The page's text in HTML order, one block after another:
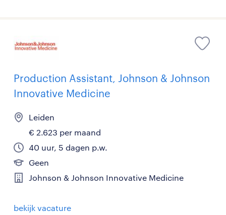
Production Assistant, Johnson & Johnson
Innovative Medicine
Leiden
€ 2.623 per maand
40 uur, 5 dagen p.w.
Geen
Johnson & Johnson Innovative Medicine
bekijk vacature